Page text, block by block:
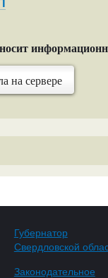
на сервере
Губернатор
Свердловской
Законодательное